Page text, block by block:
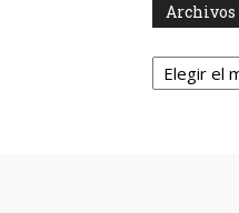
Archivos
Archivos